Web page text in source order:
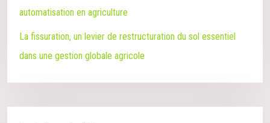
automatisation en agriculture
La fissuration, un levier de restructuration du sol essentiel
dans une gestion globale agricole